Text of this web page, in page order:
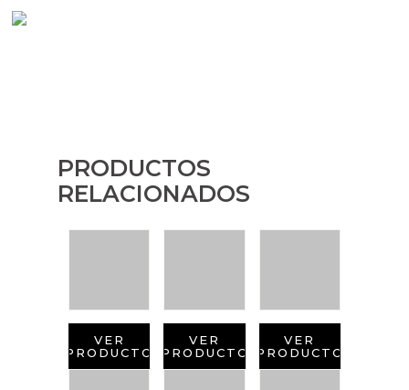
PRODUCTOS
RELACIONADOS
VER
PRODUCTO
VER
PRODUCTO
VER
PRODUCTO